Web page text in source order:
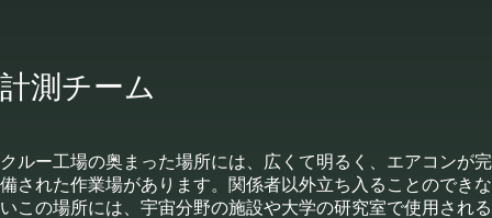
計測チーム
クルー工場の奥まった場所には、広くて明るく、エアコンが完
備された作業場があります。関係者以外立ち入ることのできな
いこの場所には、宇宙分野の施設や大学の研究室で使用される